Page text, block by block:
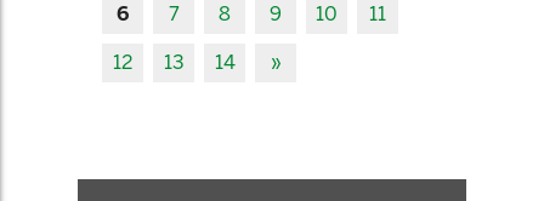
6
7 8 9 10
11
12
13 14 »